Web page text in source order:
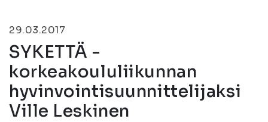
29.03.2017
SYKETTÄ -
korkeakoululiikunnan
hyvinvointisuunnittelijaksi
Ville Leskinen